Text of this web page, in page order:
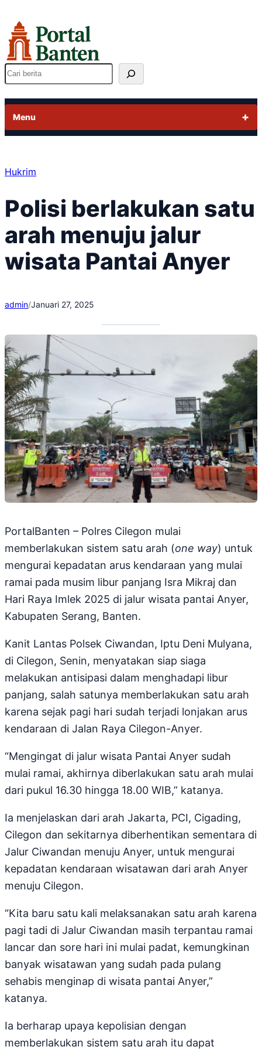
ke
konten
Cari
Menu
Hukrim
Polisi berlakukan satu
arah menuju jalur
wisata Pantai Anyer
admin/Januari 27, 2025
PortalBanten – Polres Cilegon mulai
memberlakukan sistem satu arah (one way) untuk
mengurai kepadatan arus kendaraan yang mulai
ramai pada musim libur panjang Isra Mikraj dan
Hari Raya Imlek 2025 di jalur wisata pantai Anyer,
Kabupaten Serang, Banten.
Kanit Lantas Polsek Ciwandan, Iptu Deni Mulyana,
di Cilegon, Senin, menyatakan siap siaga
melakukan antisipasi dalam menghadapi libur
panjang, salah satunya memberlakukan satu arah
karena sejak pagi hari sudah terjadi lonjakan arus
kendaraan di Jalan Raya Cilegon-Anyer.
“Mengingat di jalur wisata Pantai Anyer sudah
mulai ramai, akhirnya diberlakukan satu arah mulai
dari pukul 16.30 hingga 18.00 WIB,” katanya.
Ia menjelaskan dari arah Jakarta, PCI, Cigading,
Cilegon dan sekitarnya diberhentikan sementara di
Jalur Ciwandan menuju Anyer, untuk mengurai
kepadatan kendaraan wisatawan dari arah Anyer
menuju Cilegon.
“Kita baru satu kali melaksanakan satu arah karena
pagi tadi di Jalur Ciwandan masih terpantau ramai
lancar dan sore hari ini mulai padat, kemungkinan
banyak wisatawan yang sudah pada pulang
sehabis menginap di wisata pantai Anyer,”
katanya.
Ia berharap upaya kepolisian dengan
memberlakukan sistem satu arah itu dapat